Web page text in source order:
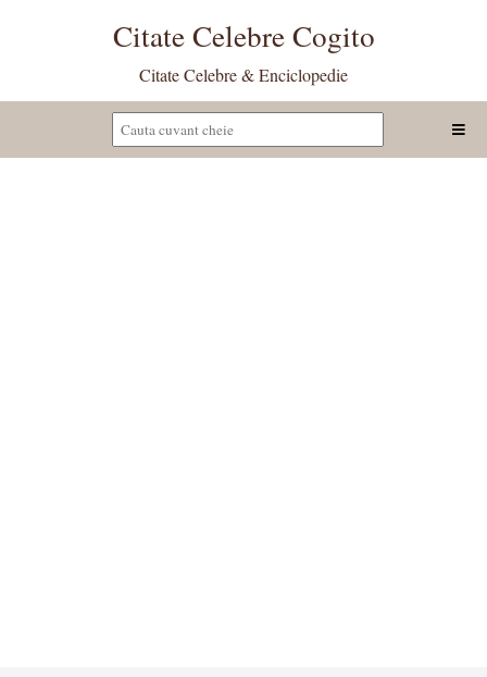
Citate Celebre Cogito
Citate Celebre & Enciclopedie